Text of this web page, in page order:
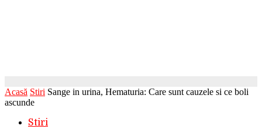
Acasă Stiri Sange in urina, Hematuria: Care sunt cauzele si ce boli
ascunde
Stiri